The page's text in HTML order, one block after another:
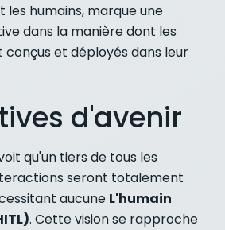
les humains, marque une
dans la manière dont les
conçus et déployés dans leur
d'avenir
qu'un tiers de tous les
seront totalement
aucune L'humain
. Cette vision se rapproche